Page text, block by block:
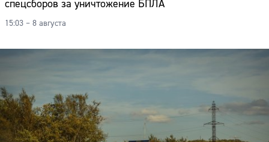
спецсборов за уничтожение БПЛА
15:03 – 8 августа
Адрес: